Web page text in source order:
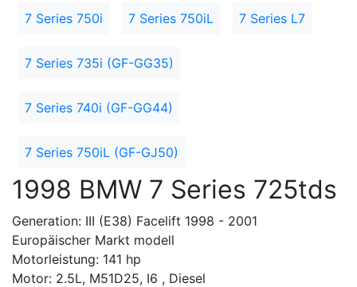
7 Series 750i 7 Series 750iL 7 Series L7
7 Series 735i (GF-GG35)
7 Series 740i (GF-GG44)
7 Series 750iL (GF-GJ50)
1998 BMW 7 Series 725tds
Generation: III (E38) Facelift 1998 - 2001
Europäischer Markt modell
Motorleistung: 141 hp
Motor: 2.5L, M51D25, I6 , Diesel